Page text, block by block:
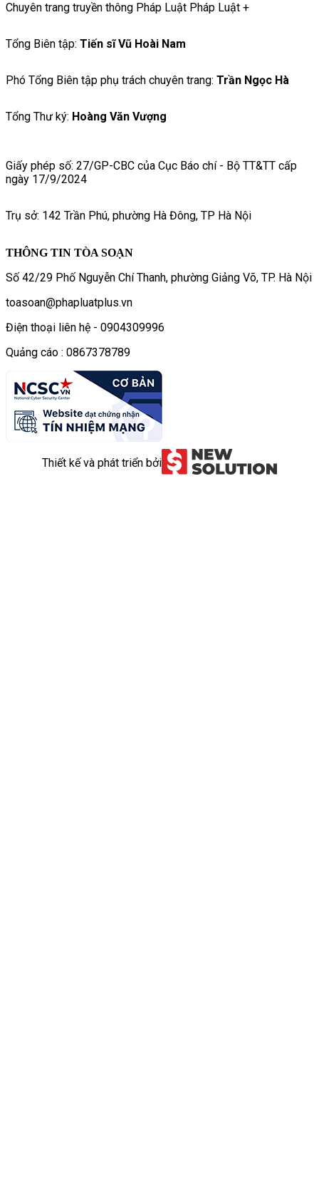
Chuyên trang truyền thông Pháp Luật Pháp Luật +
Tổng Biên tập: Tiến sĩ Vũ Hoài Nam
Phó Tổng Biên tập phụ trách chuyên trang: Trần Ngọc Hà
Tổng Thư ký: Hoàng Văn Vượng
Giấy phép số: 27/GP-CBC của Cục Báo chí - Bộ TT&TT cấp
ngày 17/9/2024
Trụ sở: 142 Trần Phú, phường Hà Đông, TP Hà Nội
THÔNG TIN TÒA SOẠN
Số 42/29 Phố Nguyễn Chí Thanh, phường Giảng Võ, TP. Hà Nội
toasoan@phapluatplus.vn
Điện thoại liên hệ - 0904309996
Quảng cáo : 0867378789
Thiết kế và phát triển bởi